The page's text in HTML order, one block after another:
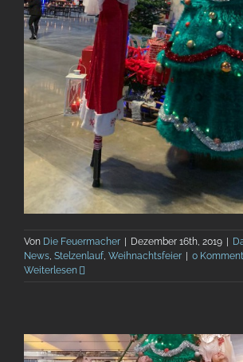
Von Die Feuermacher | Dezember 16th, 2019 |
News Stelzenlauf, Weihnachtsfeier | 0
Weiterlesen